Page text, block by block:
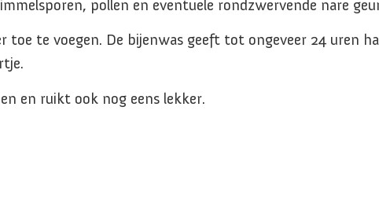
pollen en eventuele rondzwervende nare
te voegen. De bijenwas geeft tot ongeveer 24 uren
en ruikt ook nog eens lekker.